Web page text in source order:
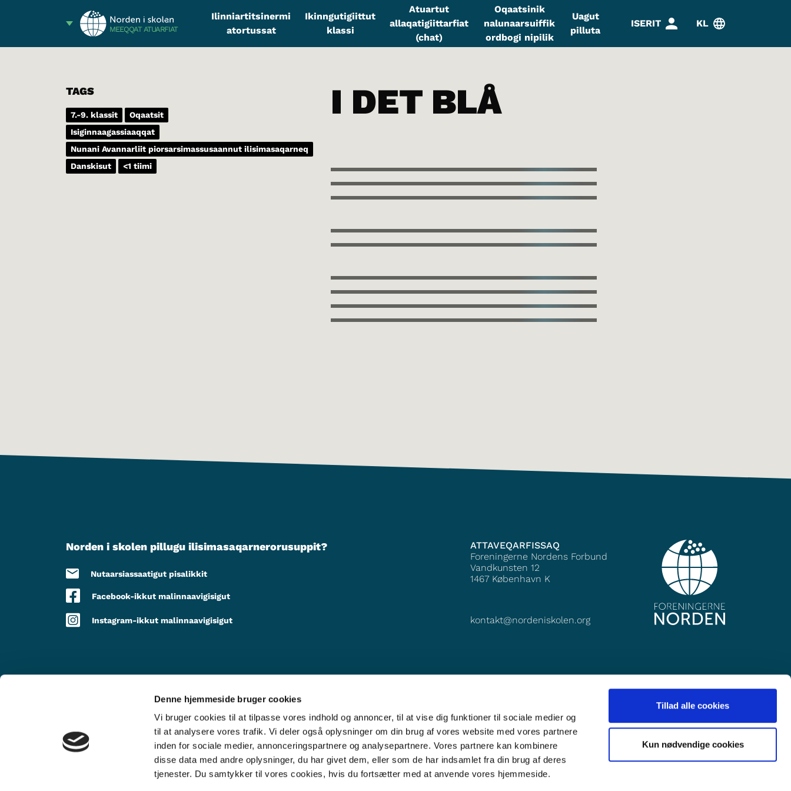
Denne hjemmeside bruger cookies
Vi bruger cookies til at tilpasse vores indhold og annoncer, til at vise dig funktioner til sociale medier og
til at analysere vores trafik. Vi deler også oplysninger om din brug af vores website med vores partnere
inden for sociale medier, annonceringspartnere og analysepartnere. Vores partnere kan kombinere
disse data med andre oplysninger, du har givet dem, eller som de har indsamlet fra din brug af deres
tjenester. Du samtykker til vores cookies, hvis du fortsætter med at anvende vores hjemmeside.
Tillad alle cookies
Kun nødvendige cookies
MEEQQAT ATUARFIAT
Ilinniartitsinermi
atortussat
Ikinngutigiittut
klassi
Atuartut
allaqatigiittarfiat
(chat)
Oqaatsinik
nalunaarsuiffik
ordbogi nipilik
Uagut
pilluta
ISERIT KL
TAGS
7.-9. klassit
Oqaatsit
Isiginnaagassiaaqqat
Nunani Avannarliit piorsarsimassusaannut ilisimasaqarneq
Danskisut
<1 tiimi
I DET BLÅ
Norden i skolen pillugu ilisimasaqarnerorusuppit?
Nutaarsiassaatigut pisalikkit
Facebook-ikkut malinnaavigisigut
Instagram-ikkut malinnaavigisigut
ATTAVEQARFISSAQ
Foreningerne Nordens Forbund
Vandkunsten 12
1467 København K
kontakt@nordeniskolen.org